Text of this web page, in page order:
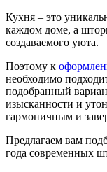
Кухня – это
каждом доме, а
создаваемого уюта.
Поэтому к
необходимо
подобранный
изысканности и
гармоничным и
Предлагаем вам
года современных